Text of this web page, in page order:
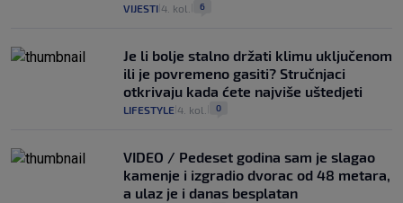
VIJESTI 4. kol. 6
Je li bolje stalno držati klimu uključenom
ili je povremeno gasiti? Stručnjaci
otkrivaju kada ćete najviše uštedjeti
LIFESTYLE 4. kol. 0
VIDEO / Pedeset godina sam je slagao
kamenje i izgradio dvorac od 48 metara,
a ulaz je i danas besplatan